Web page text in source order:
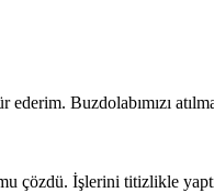
Buzdolabımızı
çözdü. İşlerini titizlikle